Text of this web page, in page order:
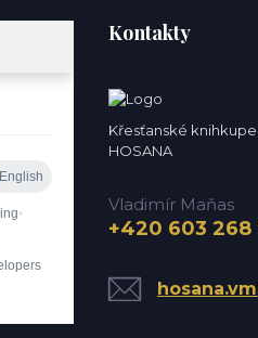
Kontakty
Křesťanské
HOSANA
Vladimír Maňas
+420 603 268